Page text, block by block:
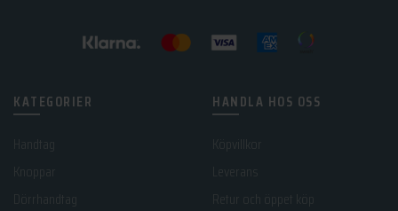
KATEGORIER
Handtag
Dörrhandtag
HANDLA HOS OSS
Retur och öppet köp